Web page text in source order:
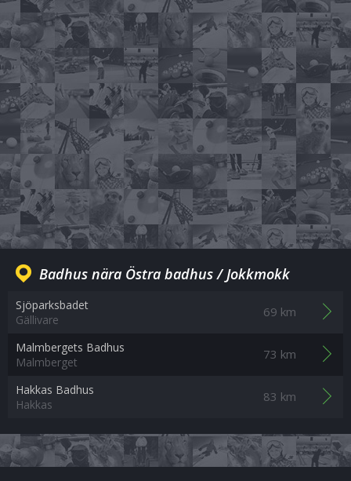
Badhus nära Östra badhus / Jokkmokk
Sjöparksbadet
Gällivare
69 km
Malmbergets Badhus
Malmberget
73 km
Hakkas Badhus
Hakkas
83 km